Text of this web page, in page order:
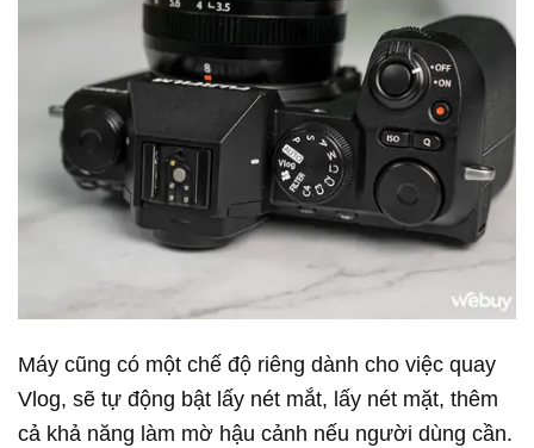
Máy cũng có một chế độ riêng dành cho việc quay
Vlog, sẽ tự động bật lấy nét mắt, lấy nét mặt, thêm
cả khả năng làm mờ hậu cảnh nếu người dùng cần.